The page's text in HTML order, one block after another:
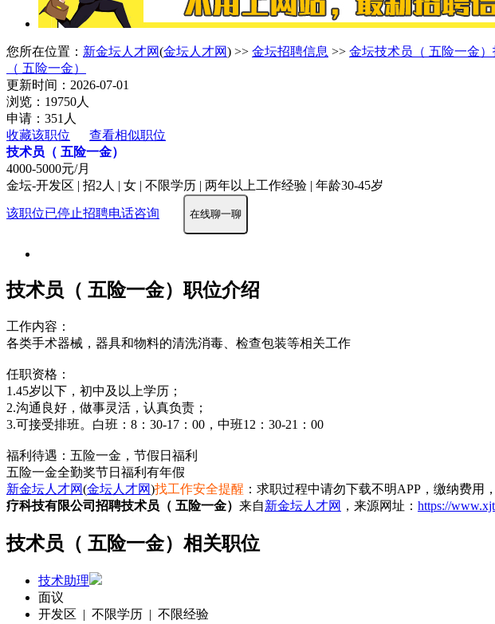
您所在位置： 新金坛人才网(金坛人才网) >> 金坛招聘信息 >> 金坛技术员（ 五险一金）
（ 五险一金）
更新时间：2026-07-01
浏览：19750人
申请：351人
收藏该职位
查看相似职位
技术员（ 五险一金）
4000-5000元/月
金坛-开发区 | 招2人 | 女 | 不限学历 | 两年以上工作经验 | 年龄30-45岁
该职位已停止招聘电话咨询 在线聊一聊
技术员（ 五险一金）职位介绍
工作内容：
各类手术器械，器具和物料的清洗消毒、检查包装等相关工作
任职资格：
1.45岁以下，初中及以上学历；
2.沟通良好，做事灵活，认真负责；
3.可接受排班。白班：8：30-17：00，中班12：30-21：00
福利待遇：五险一金，节假日福利
五险一金全勤奖节日福利 有年假
新金坛人才网(金坛人才网)找工作安全提醒 ：求职过程中请勿下载不明APP，缴纳费
疗科技有限公司招聘技术员（ 五险一金） 来自新金坛人才网 ，来源网址： https://
技术员（ 五险一金）相关职位
技术助理
面议
开发区 | 不限学历 | 不限经验